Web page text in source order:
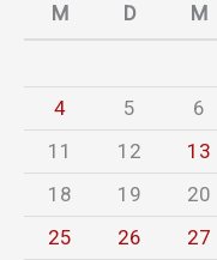
M D M
4
5 6
11
12 13
18
19 20
25
26 27